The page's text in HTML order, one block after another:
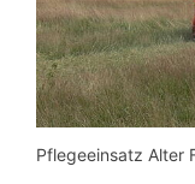
Pflegeeinsatz Alter